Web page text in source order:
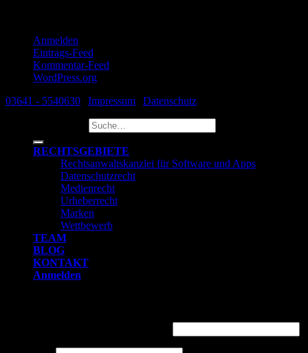
Anmelden
Eintrags-Feed
Kommentar-Feed
WordPress.org
03641 - 5540630
Impressum Datenschutz
RECHTSGEBIETE
Rechtsanwaltskanzlei für Software und Apps
Datenschutzrecht
Medienrecht
Urheberrecht
Marken
Wettbewerb
TEAM
BLOG
KONTAKT
Anmelden